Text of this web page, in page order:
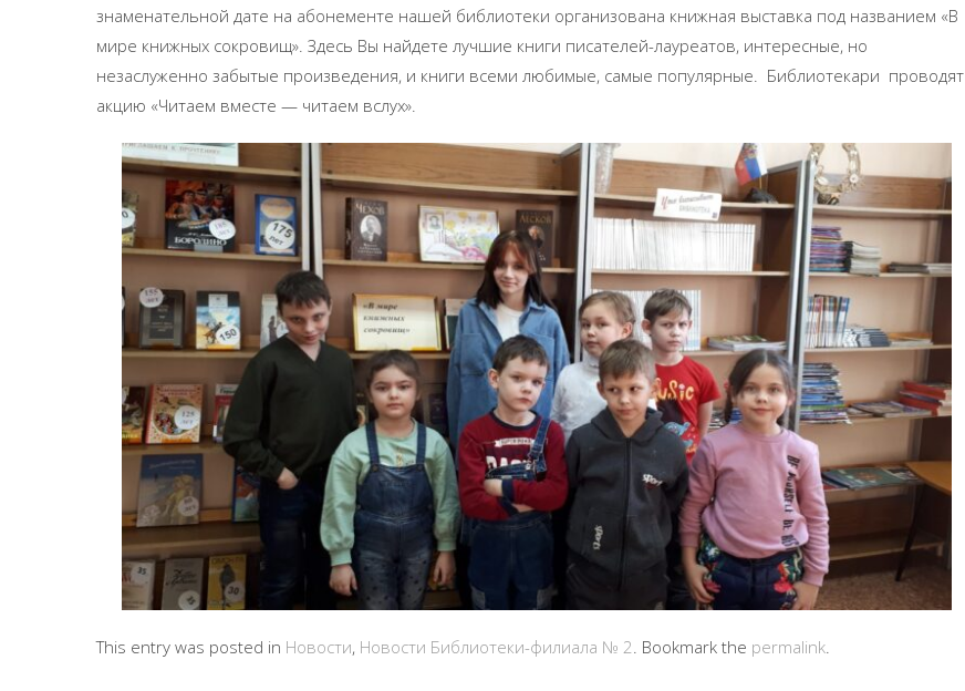
знаменательной дате на абонементе нашей библиотеки организована книжная выставка под названием «В
мире книжных сокровищ». Здесь Вы найдете лучшие книги писателей-лауреатов, интересные, но
незаслуженно забытые произведения, и книги всеми любимые, самые популярные. Библиотекари проводят
акцию «Читаем вместе — читаем вслух».
This entry was posted in Новости, Новости Библиотеки-филиала № 2 . Bookmark the permalink